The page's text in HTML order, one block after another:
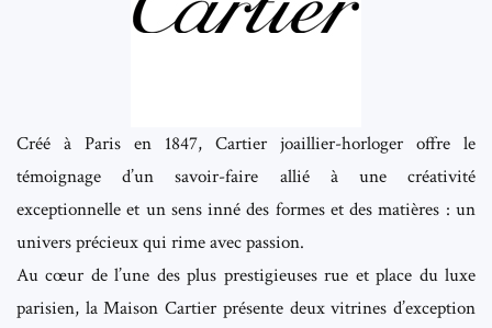
Créé à Paris en 1847, Cartier joaillier-horloger offre le
témoignage d’un savoir-faire allié à une créativité
exceptionnelle et un sens inné des formes et des matières : un
univers précieux qui rime avec passion.
Au cœur de l’une des plus prestigieuses rue et place du luxe
parisien, la Maison Cartier présente deux vitrines d’exception